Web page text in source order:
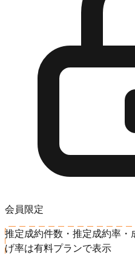
会員限定
推定成約件数・推定成約率
げ率は有料プランで表示